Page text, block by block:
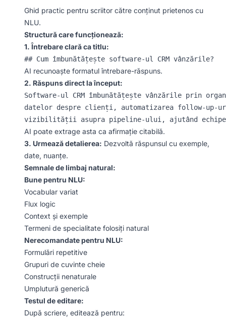
Ghid practic pentru scriitor către conținut prietenos cu
NLU.
Structură care funcționează:
1. Întrebare clară ca titlu:
AI recunoaște formatul întrebare-răspuns.
2. Răspuns direct la început:
Software-ul CRM îmbunătățește vânzările prin
datelor despre clienți, automatizarea follow-
AI poate extrage asta ca afirmație citabilă.
3. Urmează detalierea: Dezvoltă răspunsul cu exemple,
date, nuanțe.
Semnale de limbaj natural:
Bune pentru NLU:
Vocabular variat
Flux logic
Context și exemple
Termeni de specialitate folosiți natural
Nerecomandate pentru NLU:
Formulări repetitive
Grupuri de cuvinte cheie
Construcții nenaturale
Umplutură generică
Testul de editare:
După scriere, editează pentru: